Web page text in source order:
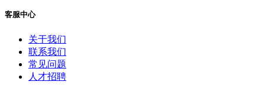
客服中心
关于我们
联系我们
常见问题
人才招聘